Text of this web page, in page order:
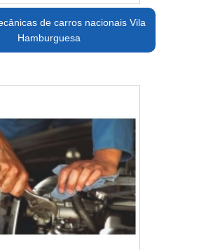
de carros nacionais Vila
Hamburguesa